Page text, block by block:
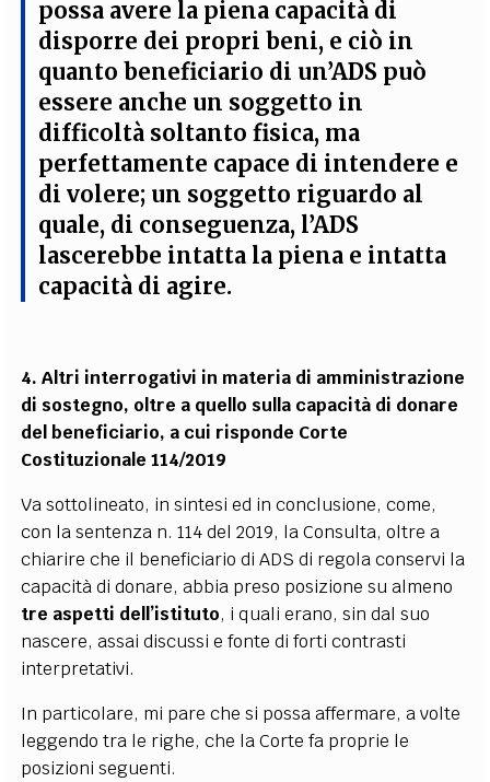
possa avere la piena capacità di
disporre dei propri beni, e ciò in
quanto beneficiario di un’ADS può
essere anche un soggetto in
difficoltà soltanto fisica, ma
perfettamente capace di intendere e
di volere; un soggetto riguardo al
quale, di conseguenza, l’ADS
lascerebbe intatta la piena e intatta
capacità di agire.
4. Altri interrogativi in materia di amministrazione
di sostegno, oltre a quello sulla capacità di donare
del beneficiario, a cui risponde Corte
Costituzionale 114/2019
Va sottolineato, in sintesi ed in conclusione, come,
con la sentenza n. 114 del 2019, la Consulta, oltre a
chiarire che il beneficiario di ADS di regola conservi la
capacità di donare, abbia preso posizione su almeno
tre aspetti dell’istituto, i quali erano, sin dal suo
nascere, assai discussi e fonte di forti contrasti
interpretativi.
In particolare, mi pare che si possa affermare, a volte
leggendo tra le righe, che la Corte fa proprie le
posizioni seguenti.